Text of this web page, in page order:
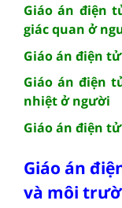
Giáo án điện
giác quan ở
Giáo án điện
Giáo án điện
nhiệt ở người
Giáo án điện
Giáo án
và môi